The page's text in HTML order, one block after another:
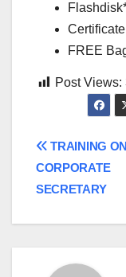
FREE
Post Views:
Post
TRAINING
CORPORATE
SECRETARY